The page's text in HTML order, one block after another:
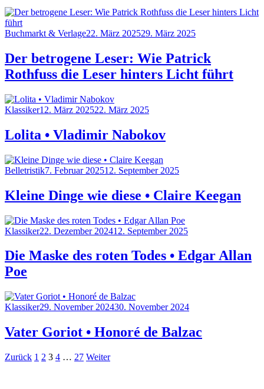
Category
Buchmarkt & VerlagePosted
22. März 202529. März 2025
Der betrogene Leser: Wie Patrick
Rothfuss die Leser hinters Licht führt
Category
KlassikerPosted
12. März 202522. März 2025
Lolita • Vladimir Nabokov
Category
BelletristikPosted
7. Februar 202512. September 2025
Kleine Dinge wie diese • Claire Keegan
Category
KlassikerPosted
22. Dezember 202412. September 2025
Die Maske des roten Todes • Edgar Allan
Poe
Category
KlassikerPosted
29. November 202430. November 2024
Vater Goriot • Honoré de Balzac
Seitennummerierung
Zurück Page
1 Page
2 Page
3 Page
4 … Page
27 Weiter